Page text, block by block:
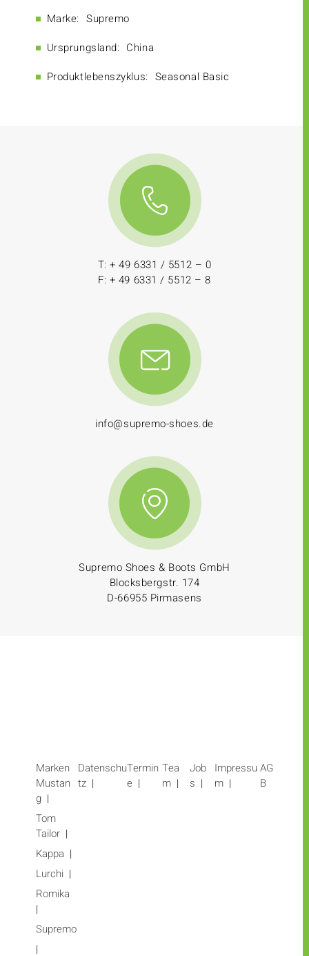
Marke: Supremo
Ursprungsland: China
Produktlebenszyklus: Seasonal Basic
T: + 49 6331 / 5512 – 0
F: + 49 6331 / 5512 – 8
info@supremo-shoes.de
Supremo Shoes & Boots GmbH
Blocksbergstr. 174
D-66955 Pirmasens
Marken
Mustan
g
Tom
Tailor
Kappa
Lurchi
Romika
Supremo
Datenschu
tz
Termin
e
Tea
m
Job
s
Impressu
m
AG
B